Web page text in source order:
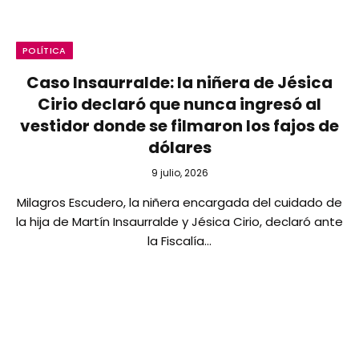
POLÍTICA
Caso Insaurralde: la niñera de Jésica
Cirio declaró que nunca ingresó al
vestidor donde se filmaron los fajos de
dólares
9 julio, 2026
Milagros Escudero, la niñera encargada del cuidado de
la hija de Martín Insaurralde y Jésica Cirio, declaró ante
la Fiscalía…